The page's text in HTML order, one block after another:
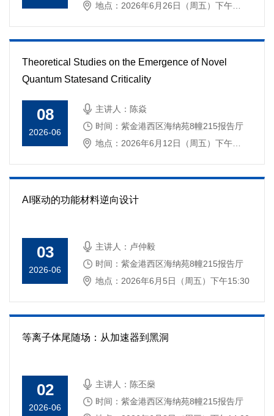
地点：2026年6月26日（周五）下午
Theoretical Studies on the Emergence of Novel
Quantum Statesand Criticality
08
2026-06
主讲人：陈焱
时间：紫金港西区海纳苑8幢215报告厅
地点：2026年6月12日（周五）下午
AI驱动的功能材料逆向设计
03
2026-06
主讲人：卢仲毅
时间：紫金港西区海纳苑8幢215报告厅
地点：2026年6月5日（周五）下午15:30
等离子体尾随场：从加速器到黑洞
02
2026-06
主讲人：陈丕燊
时间：紫金港西区海纳苑8幢215报告厅